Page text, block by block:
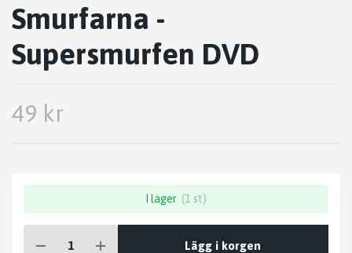
Smurfarna -
Supersmurfen DVD
49 kr
I lager (1 st)
Lägg i korgen